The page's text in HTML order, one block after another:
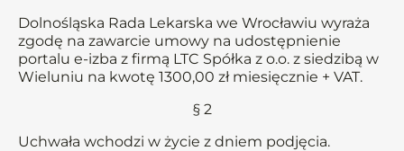
Dolnośląska Rada Lekarska we Wrocławiu wyraża
zgodę na zawarcie umowy na udostępnienie
portalu e-izba z firmą LTC Spółka z o.o. z siedzibą w
Wieluniu na kwotę 1300,00 zł miesięcznie + VAT.
§ 2
Uchwała wchodzi w życie z dniem podjęcia.